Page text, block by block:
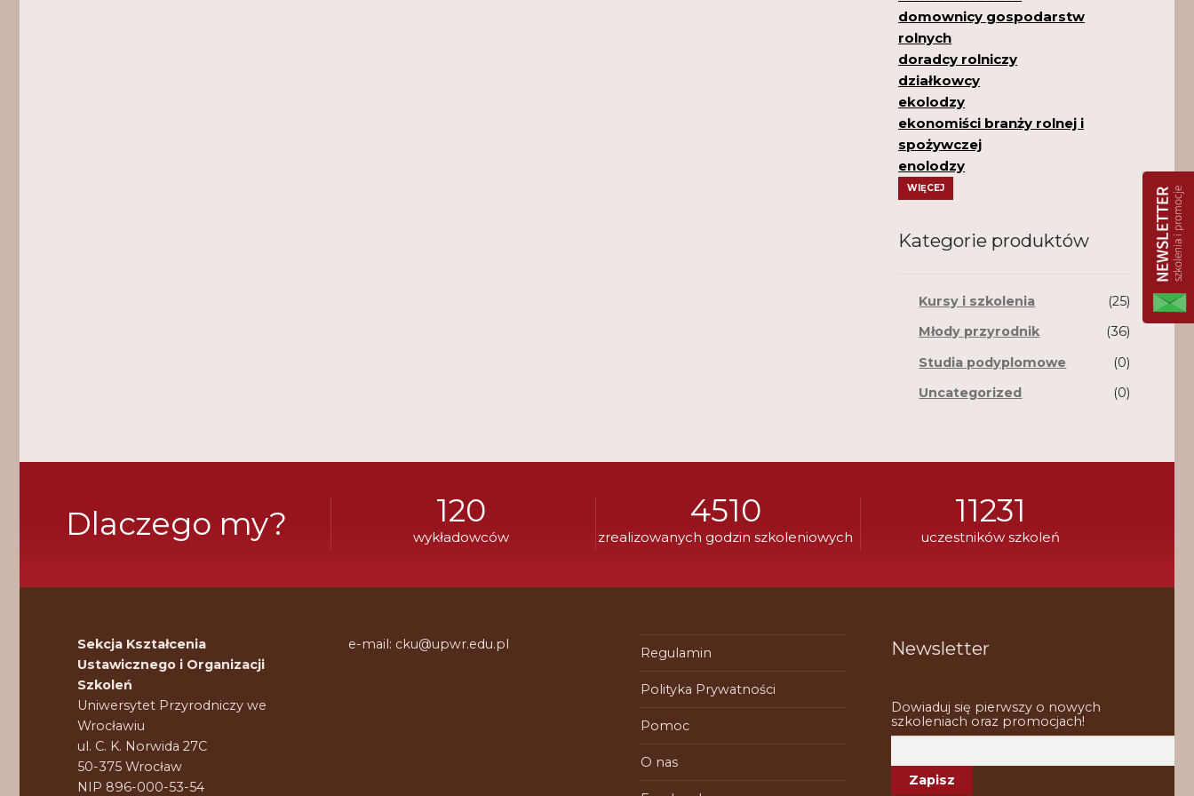
domownicy gospodarstw
rolnych
doradcy rolniczy
działkowcy
ekolodzy
ekonomiści branży rolnej i
spożywczej
enolodzy
WIĘCEJ
Kategorie produktów
Kursy i szkolenia
(25)
Młody przyrodnik
(36)
Studia podyplomowe
(0)
Uncategorized
(0)
Dlaczego my? 120
wykładowców
4510
zrealizowanych godzin szkoleniowych
11231
uczestników szkoleń
Sekcja Kształcenia
Ustawicznego i Organizacji
Szkoleń
Uniwersytet Przyrodniczy we
Wrocławiu
ul. C. K. Norwida 27C
50-375 Wrocław
NIP 896-000-53-54
e-mail: cku@upwr.edu.pl
Regulamin
Polityka Prywatności
Pomoc
O nas
Newsletter
Dowiaduj się pierwszy o nowych
szkoleniach oraz promocjach!